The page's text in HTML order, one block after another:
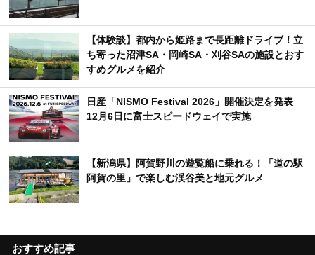
【体験談】都内から姫路まで長距離ドライブ！立
ち寄った沼津SA・岡崎SA・刈谷SAの施設とおす
すめグルメを紹介
日産「NISMO Festival 2026」開催決定を発表
12月6日に富士スピードウェイで実施
【新潟県】阿賀野川の遊覧船に乗れる！「道の駅
阿賀の里」で楽しむ渓谷美と地元グルメ
おすすめ記事